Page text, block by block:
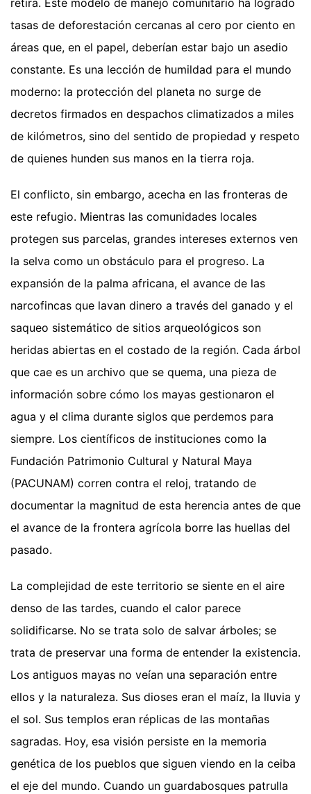
retira. Este modelo de manejo comunitario ha logrado
tasas de deforestación cercanas al cero por ciento en
áreas que, en el papel, deberían estar bajo un asedio
constante. Es una lección de humildad para el mundo
moderno: la protección del planeta no surge de
decretos firmados en despachos climatizados a miles
de kilómetros, sino del sentido de propiedad y respeto
de quienes hunden sus manos en la tierra roja.
El conflicto, sin embargo, acecha en las fronteras de
este refugio. Mientras las comunidades locales
protegen sus parcelas, grandes intereses externos ven
la selva como un obstáculo para el progreso. La
expansión de la palma africana, el avance de las
narcofincas que lavan dinero a través del ganado y el
saqueo sistemático de sitios arqueológicos son
heridas abiertas en el costado de la región. Cada árbol
que cae es un archivo que se quema, una pieza de
información sobre cómo los mayas gestionaron el
agua y el clima durante siglos que perdemos para
siempre. Los científicos de instituciones como la
Fundación Patrimonio Cultural y Natural Maya
(PACUNAM) corren contra el reloj, tratando de
documentar la magnitud de esta herencia antes de que
el avance de la frontera agrícola borre las huellas del
pasado.
La complejidad de este territorio se siente en el aire
denso de las tardes, cuando el calor parece
solidificarse. No se trata solo de salvar árboles; se
trata de preservar una forma de entender la existencia.
Los antiguos mayas no veían una separación entre
ellos y la naturaleza. Sus dioses eran el maíz, la lluvia y
el sol. Sus templos eran réplicas de las montañas
sagradas. Hoy, esa visión persiste en la memoria
genética de los pueblos que siguen viendo en la ceiba
el eje del mundo. Cuando un guardabosques patrulla